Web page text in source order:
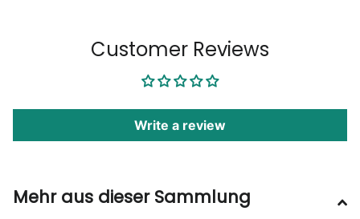
Customer Reviews
Write a review
Mehr aus dieser Sammlung